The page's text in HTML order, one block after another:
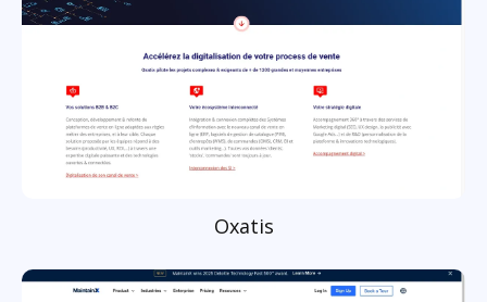
Oxatis